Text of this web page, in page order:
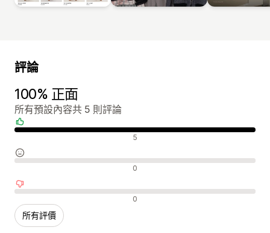
評論
100% 正面
所有預設內容共 5 則評論
正面評論 5
中立評論 0
負面評論 0
所有評價